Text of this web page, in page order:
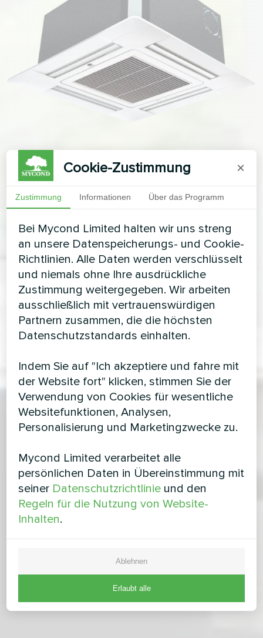
Cookie-Zustimmung ×
Zustimmung Informationen Über das Programm
Bei Mycond Limited halten wir uns streng
an unsere Datenspeicherungs- und Cookie-
Richtlinien. Alle Daten werden verschlüsselt
und niemals ohne Ihre ausdrückliche
Zustimmung weitergegeben. Wir arbeiten
ausschließlich mit vertrauenswürdigen
Partnern zusammen, die die höchsten
Datenschutzstandards einhalten.
Indem Sie auf "Ich akzeptiere und fahre mit
der Website fort" klicken, stimmen Sie der
Verwendung von Cookies für wesentliche
Websitefunktionen, Analysen,
Personalisierung und Marketingzwecke zu.
Mycond Limited verarbeitet alle
persönlichen Daten in Übereinstimmung mit
seiner Datenschutzrichtlinie und den
Regeln für die Nutzung von Website-
Inhalten.
Ablehnen
Erlaubt alle